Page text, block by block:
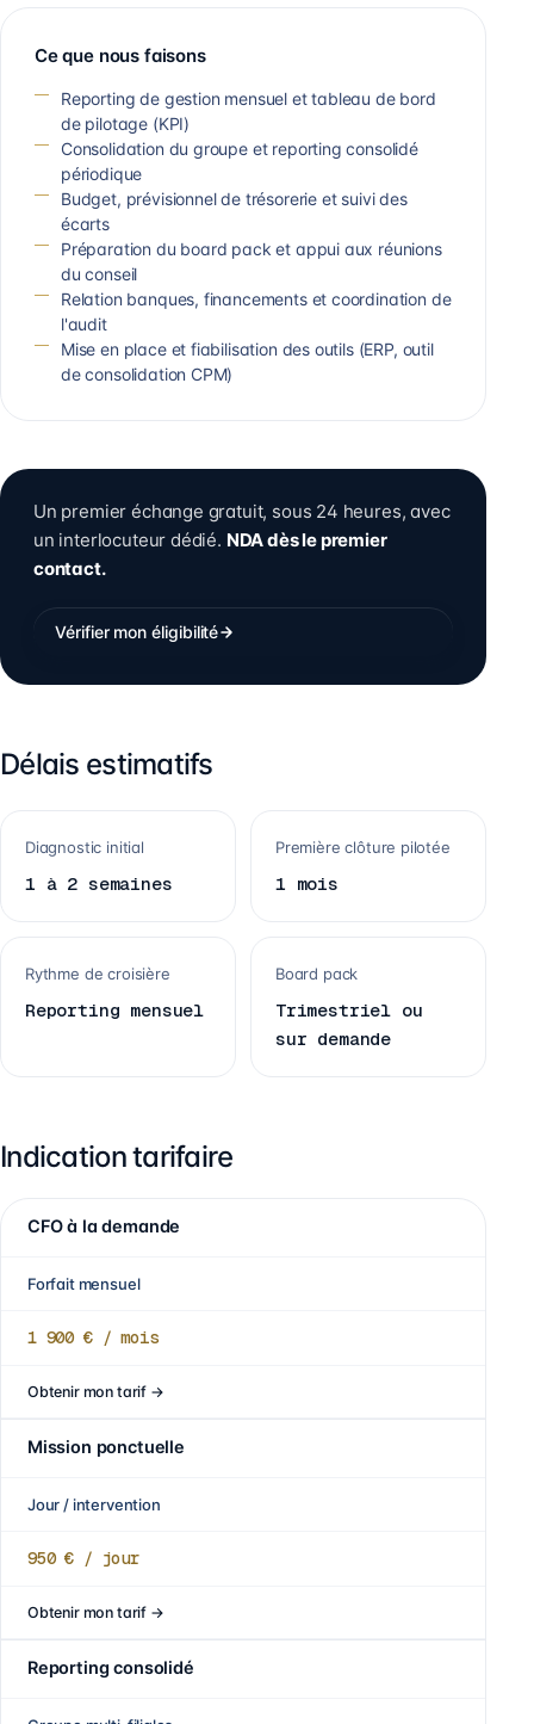
Ce que nous faisons
Reporting de gestion mensuel et tableau de bord
de pilotage (KPI)
Consolidation du groupe et reporting consolidé
périodique
Budget, prévisionnel de trésorerie et suivi des
écarts
Préparation du board pack et appui aux réunions
du conseil
Relation banques, financements et coordination de
l'audit
Mise en place et fiabilisation des outils (ERP, outil
de consolidation CPM)
Un premier échange gratuit, sous 24 heures, avec
un interlocuteur dédié. NDA dès le premier
contact.
Vérifier mon éligibilité
Délais estimatifs
Diagnostic initial
1 à 2 semaines
Première clôture pilotée
1 mois
Rythme de croisière
Reporting mensuel
Board pack
Trimestriel ou
sur demande
Indication tarifaire
CFO à la demande
Forfait mensuel
1 900 € / mois
Obtenir mon tarif →
Mission ponctuelle
Jour / intervention
950 € / jour
Obtenir mon tarif →
Reporting consolidé